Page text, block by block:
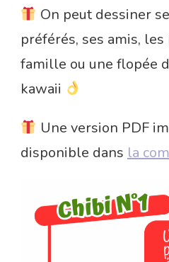
On peut dessiner
préférés, ses amis,
famille ou une flopée
kawaii
Une version PDF
disponible dans la